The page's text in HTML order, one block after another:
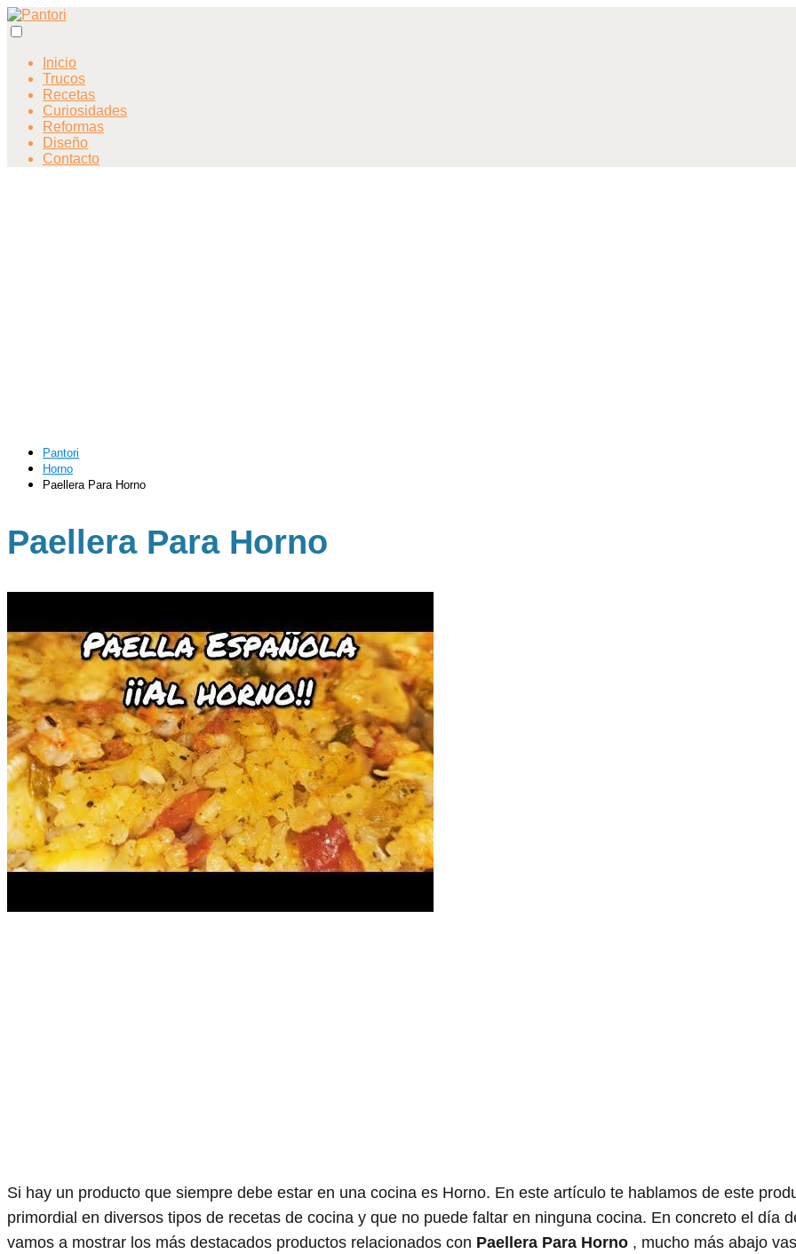
Inicio
Trucos
Recetas
Curiosidades
Reformas
Diseño
Contacto
Pantori
Horno
Paellera Para Horno
Paellera Para Horno
Si hay un producto que siempre debe estar en una cocina es Horno. En este artículo te hablamos de este
primordial en diversos tipos de recetas de cocina y que no puede faltar en ninguna cocina. En concreto el día
vamos a mostrar los más destacados productos relacionados con Paellera Para Horno , mucho más abajo